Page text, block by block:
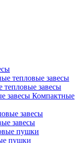
завесы
Компактные
завесы
пушки